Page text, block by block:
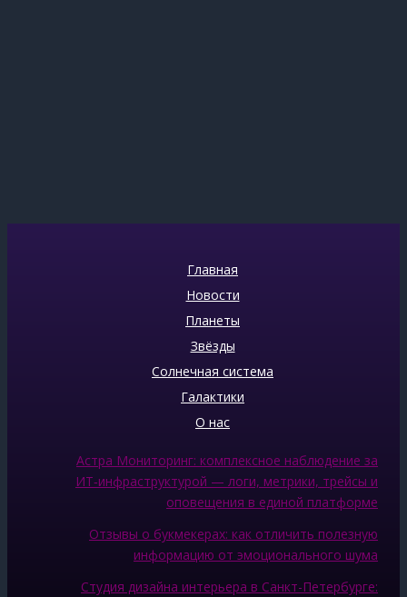
Главная
Новости
Планеты
Звёзды
Солнечная система
Галактики
О нас
Астра Мониторинг: комплексное наблюдение за
ИТ‑инфраструктурой — логи, метрики, трейсы и
оповещения в единой платформе
Отзывы о букмекерах: как отличить полезную
информацию от эмоционального шума
Студия дизайна интерьера в Санкт-Петербурге: